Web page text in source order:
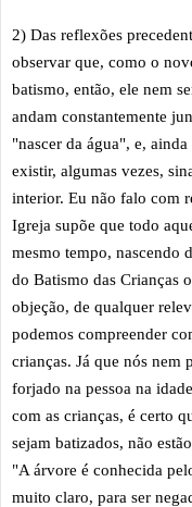
2) Das reflexões
observar que, como o
batismo, então, ele nem
andam constantemente
"nascer da água", e,
existir, algumas vezes,
interior. Eu não falo com
Igreja supõe que todo
mesmo tempo, nascendo
do Batismo das Crianças
objeção, de qualquer
podemos compreender
crianças. Já que nós nem
forjado na pessoa na
com as crianças, é certo
sejam batizados, não
"A árvore é conhecida
muito claro, para ser